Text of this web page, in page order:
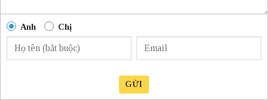
Anh Chị
GỬI